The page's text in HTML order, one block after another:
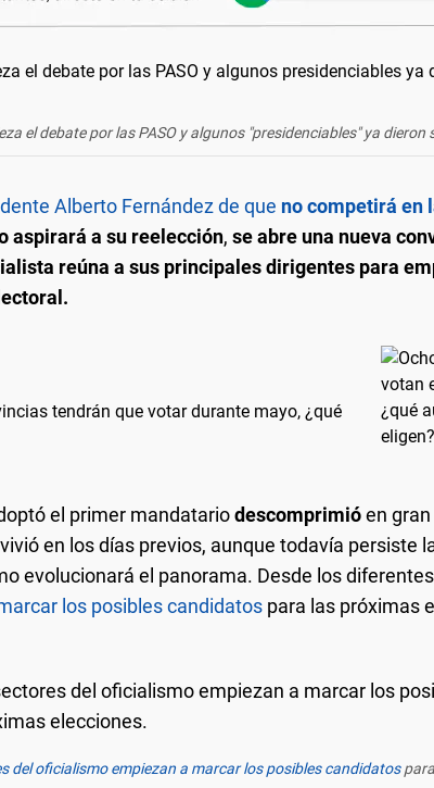
el debate por las PASO y algunos "presidenciables" ya dieron
Alberto Fernández de que no competirá en
aspirará a su reelección, se abre una nueva
reúna a sus principales dirigentes para
tendrán que votar durante mayo, ¿qué
el primer mandatariodescomprimióen gran
en los días previos, aunque todavía persiste
evolucionará el panorama. Desde los diferentes
los posibles candidatos para las próximas
del oficialismo empiezan a marcar los posibles candidatos